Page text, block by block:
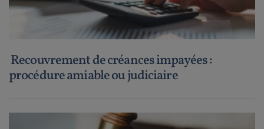
Recouvrement de créances impayées :
procédure amiable ou judiciaire